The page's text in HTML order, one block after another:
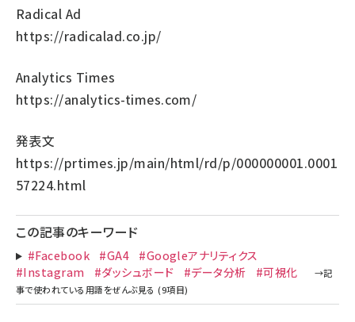
Radical Ad
https://radicalad.co.jp/
Analytics Times
https://analytics-times.com/
発表文
https://prtimes.jp/main/html/rd/p/000000001.0001
57224.html
この記事のキーワード
#Facebook #GA4
#Googleアナリティクス
#Instagram
#ダッシュボード #データ分析 #可視化